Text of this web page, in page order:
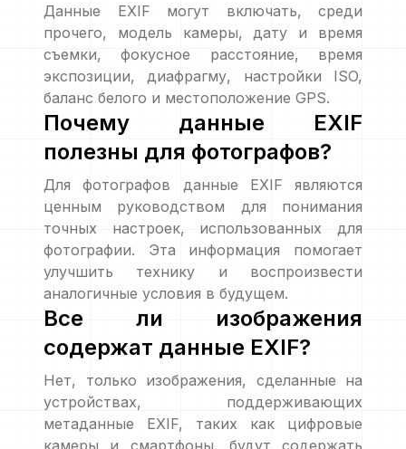
Данные EXIF могут включать, среди
прочего, модель камеры, дату и время
съемки, фокусное расстояние, время
экспозиции, диафрагму, настройки ISO,
баланс белого и местоположение GPS.
Почему данные EXIF
полезны для фотографов?
Для фотографов данные EXIF являются
ценным руководством для понимания
точных настроек, использованных для
фотографии. Эта информация помогает
улучшить технику и воспроизвести
аналогичные условия в будущем.
Все ли изображения
содержат данные EXIF?
Нет, только изображения, сделанные на
устройствах, поддерживающих
метаданные EXIF, таких как цифровые
камеры и смартфоны, будут содержать